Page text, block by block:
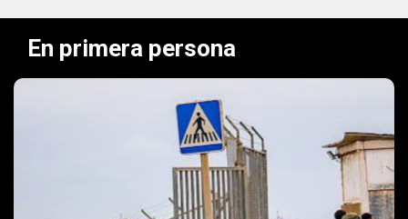
En primera persona